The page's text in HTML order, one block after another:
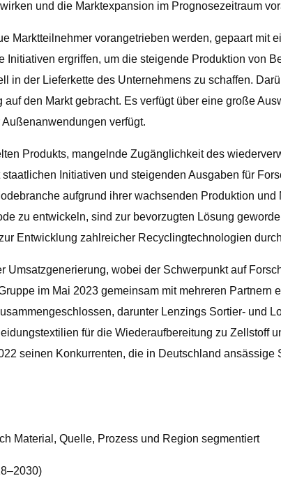
und die Marktexpansion im Prognosezeitraum
Marktteilnehmer vorangetrieben werden, gepaart mit
ergriffen, um die steigende Produktion von
in der Lieferkette des Unternehmens zu schaffen.
den Markt gebracht. Es verfügt über eine große
verfügt.
Produkts, mangelnde Zugänglichkeit des
Initiativen und steigenden Ausgaben für
aufgrund ihrer wachsenden Produktion
zu entwickeln, sind zur bevorzugten Lösung
Entwicklung zahlreicher Recyclingtechnologien
wobei der Schwerpunkt auf
im Mai 2023 gemeinsam mit mehreren Partnern
darunter Lenzings Sortier- und
für die Wiederaufbereitung zu Zellstoff
seinen Konkurrenten, die in Deutschland
Material, Quelle, Prozess und Region segmentiert